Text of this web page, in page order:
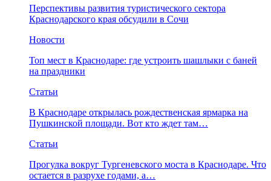
Перспективы развития туристического сектора
Краснодарского края обсудили в Сочи
Новости
Топ мест в Краснодаре: где устроить шашлыки с баней
на праздники
Статьи
В Краснодаре открылась рождественская ярмарка на
Пушкинской площади. Вот кто ждет там…
Статьи
Прогулка вокруг Тургеневского моста в Краснодаре. Что
остается в разрухе годами, а…